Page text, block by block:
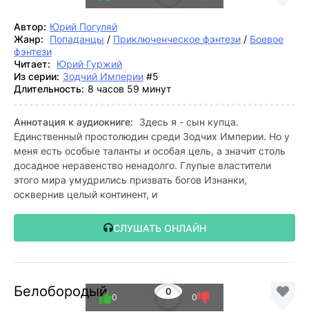
Автор: Юрий Погуляй
Жанр:
Попаданцы / Приключенческое фэнтези / Боевое
фэнтези
Читает:
Юрий Гуржий
Из серии: Зодчий Империи #5
Длительность: 8 часов 59 минут
Аннотация к аудиокниге:
Здесь я - сын купца.
Единственный простолюдин среди Зодчих Империи. Но у
меня есть особые таланты и особая цель, а значит столь
досадное неравенство ненадолго. Глупые властители
этого мира умудрились призвать богов Изнанки,
осквернив целый континент, и
СЛУШАТЬ ОНЛАЙН
Белобородый 0
0 0